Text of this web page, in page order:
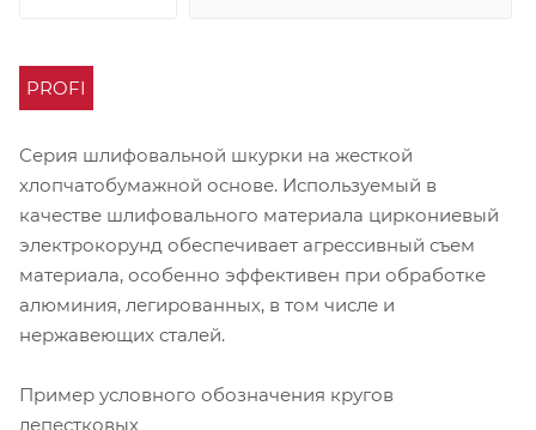
PROFI
Серия шлифовальной шкурки на жесткой
хлопчатобумажной основе. Используемый в
качестве шлифовального материала циркониевый
электрокорунд обеспечивает агрессивный съем
материала, особенно эффективен при обработке
алюминия, легированных, в том числе и
нержавеющих сталей.
Пример условного обозначения кругов
лепестковых